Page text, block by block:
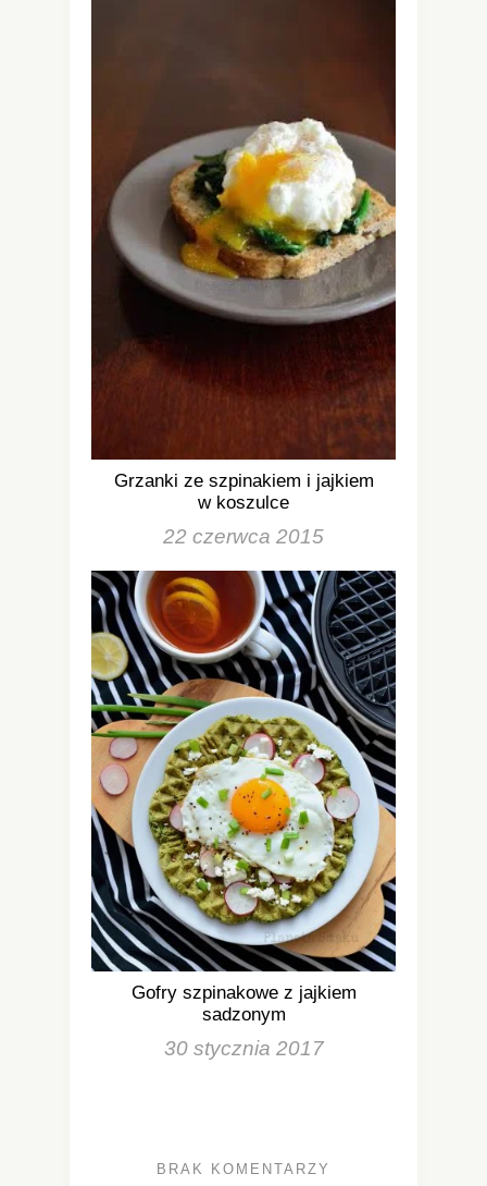
Grzanki ze szpinakiem i jajkiem
w koszulce
22 czerwca 2015
Gofry szpinakowe z jajkiem
sadzonym
30 stycznia 2017
BRAK KOMENTARZY